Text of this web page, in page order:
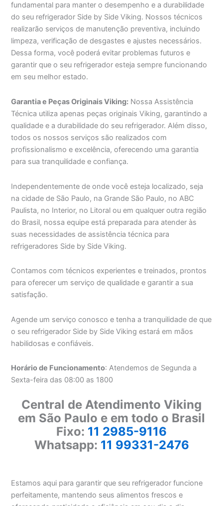
fundamental para manter o desempenho e a durabilidade
do seu refrigerador Side by Side Viking. Nossos técnicos
realizarão serviços de manutenção preventiva, incluindo
limpeza, verificação de desgastes e ajustes necessários.
Dessa forma, você poderá evitar problemas futuros e
garantir que o seu refrigerador esteja sempre funcionando
em seu melhor estado.
Garantia e Peças Originais Viking: Nossa Assistência
Técnica utiliza apenas peças originais Viking, garantindo a
qualidade e a durabilidade do seu refrigerador. Além disso,
todos os nossos serviços são realizados com
profissionalismo e excelência, oferecendo uma garantia
para sua tranquilidade e confiança.
Independentemente de onde você esteja localizado, seja
na cidade de São Paulo, na Grande São Paulo, no ABC
Paulista, no Interior, no Litoral ou em qualquer outra região
do Brasil, nossa equipe está preparada para atender às
suas necessidades de assistência técnica para
refrigeradores Side by Side Viking.
Contamos com técnicos experientes e treinados, prontos
para oferecer um serviço de qualidade e garantir a sua
satisfação.
Agende um serviço conosco e tenha a tranquilidade de que
o seu refrigerador Side by Side Viking estará em mãos
habilidosas e confiáveis.
Horário de Funcionamento: Atendemos de Segunda a
Sexta-feira das 08:00 as 1800
Central de Atendimento Viking
em São Paulo e em todo o Brasil
Fixo: 11 2985-9116
Whatsapp: 11 99331-2476
Estamos aqui para garantir que seu refrigerador funcione
perfeitamente, mantendo seus alimentos frescos e